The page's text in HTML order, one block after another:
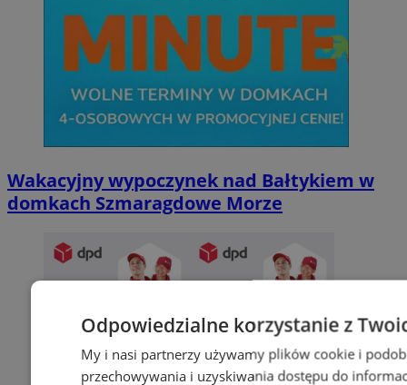
Wakacyjny wypoczynek nad Bałtykiem w
domkach Szmaragdowe Morze
Odpowiedzialne korzystanie z
My i nasi partnerzy używamy plików cookie i
przechowywania i uzyskiwania dostępu do